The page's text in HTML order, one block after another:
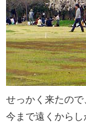
せっかく来たので
今まで遠くから